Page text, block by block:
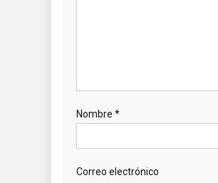
Nombre *
Correo electrónico